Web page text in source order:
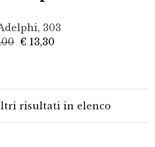
303
€ 13,30
risultati in elenco